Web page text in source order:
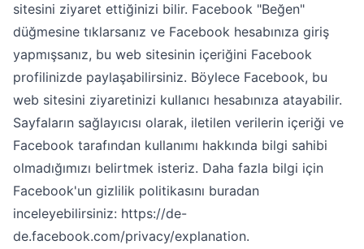
sitesini ziyaret ettiğinizi bilir. Facebook "Beğen"
düğmesine tıklarsanız ve Facebook hesabınıza giriş
yapmışsanız, bu web sitesinin içeriğini Facebook
profilinizde paylaşabilirsiniz. Böylece Facebook, bu
web sitesini ziyaretinizi kullanıcı hesabınıza atayabilir.
Sayfaların sağlayıcısı olarak, iletilen verilerin içeriği ve
Facebook tarafından kullanımı hakkında bilgi sahibi
olmadığımızı belirtmek isteriz. Daha fazla bilgi için
Facebook'un gizlilik politikasını buradan
inceleyebilirsiniz: https://de-
de.facebook.com/privacy/explanation.